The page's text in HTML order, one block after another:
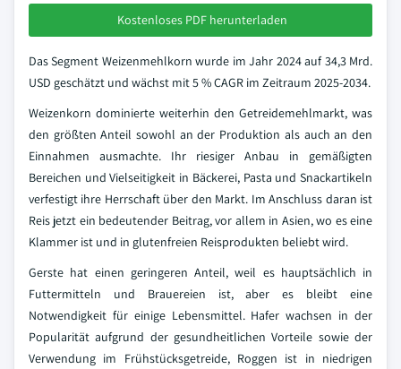
Kostenloses PDF herunterladen
Das Segment Weizenmehlkorn wurde im Jahr 2024 auf 34,3 Mrd.
USD geschätzt und wächst mit 5 % CAGR im Zeitraum 2025-2034.
Weizenkorn dominierte weiterhin den Getreidemehlmarkt, was
den größten Anteil sowohl an der Produktion als auch an den
Einnahmen ausmachte. Ihr riesiger Anbau in gemäßigten
Bereichen und Vielseitigkeit in Bäckerei, Pasta und Snackartikeln
verfestigt ihre Herrschaft über den Markt. Im Anschluss daran ist
Reis jetzt ein bedeutender Beitrag, vor allem in Asien, wo es eine
Klammer ist und in glutenfreien Reisprodukten beliebt wird.
Gerste hat einen geringeren Anteil, weil es hauptsächlich in
Futtermitteln und Brauereien ist, aber es bleibt eine
Notwendigkeit für einige Lebensmittel. Hafer wachsen in der
Popularität aufgrund der gesundheitlichen Vorteile sowie der
Verwendung im Frühstücksgetreide, Roggen ist in niedrigen